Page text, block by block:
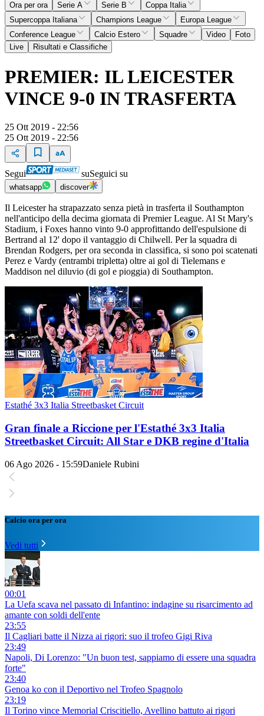
Ora per ora Serie A Serie B
Coppa Italia
Supercoppa Italiana
Champions League
Europa League
Conference League
Calcio Estero Squadre Video
Foto
Live
Risultati e Classifiche
PREMIER: IL LEICESTER
VINCE 9-0 IN TRASFERTA
25 Ott 2019 - 22:56
25 Ott 2019 - 22:56
Segui suSeguici su
whatsapp discover
Il Leicester ha strapazzato senza pietà in trasferta il Southampton
nell'anticipo della decima giornata di Premier League. Al St Mary's
Stadium, i Foxes hanno vinto 9-0 approfittando dell'espulsione di
Bertrand al 12' dopo il vantaggio di Chilwell. Per la squadra di
Brendan Rodgers, per ora seconda in classifica, si sono poi scatenati
Perez e Vardy (entrambi tripletta) oltre ai gol di Tielemans e
Maddison nel diluvio (di gol e pioggia) di Southampton.
Estathé 3x3 Italia Streetbasket Circuit
Gran finale a Riccione per l'Estathé 3x3 Italia
Streetbasket Circuit: All Star e DKB regine d'Italia
06 Ago 2026 - 15:59Daniele Rubini
Calcio ora per ora
Vedi tutti
00:01
La Uefa scava nel passato di Infantino: indagine su risarcimento ad
amante con soldi dell'ente
23:55
Il Cagliari batte il Nizza ai rigori: suo il trofeo Gigi Riva
23:49
Napoli, Di Lorenzo: "Un buon test, sappiamo di essere una squadra
forte"
23:40
Genoa ko con il Deportivo nel Trofeo Spagnolo
23:19
Il Torino vince Memorial Criscitiello, Avellino battuto ai rigori